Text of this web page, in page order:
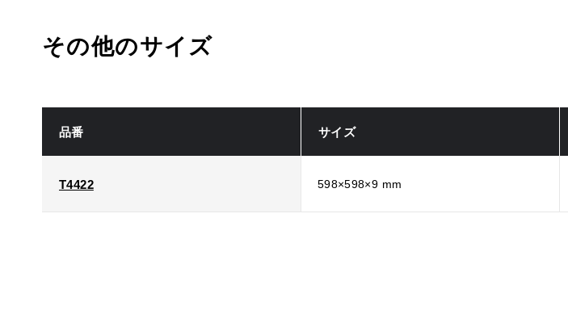
その他のサイズ
品番 サイズ
T4422 598×598×9 mm